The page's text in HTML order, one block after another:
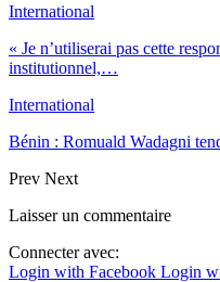
International
« Je n’utiliserai pas cette
institutionnel,…
International
Bénin : Romuald Wadagni
Prev Next
Laisser un commentaire
Connecter avec:
Login with Facebook Login